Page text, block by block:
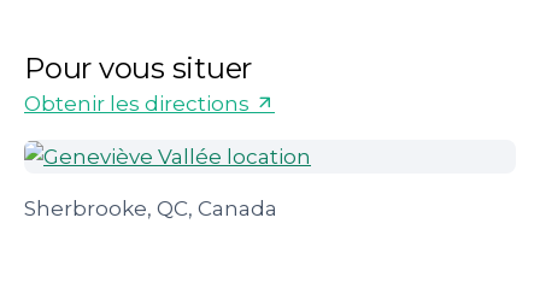
Pour vous situer
Obtenir les directions
Sherbrooke, QC, Canada